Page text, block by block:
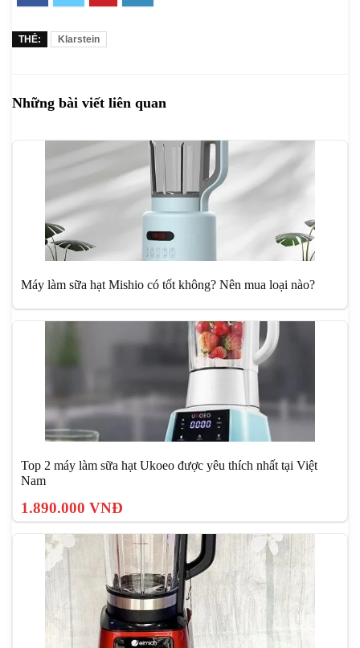
THẺ: Klarstein
Những bài viết liên quan
Máy làm sữa hạt Mishio có tốt không? Nên mua loại nào?
Top 2 máy làm sữa hạt Ukoeo được yêu thích nhất tại Việt
Nam
1.890.000 VNĐ